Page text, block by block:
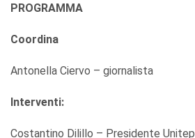
PROGRAMMA
Coordina
Antonella Ciervo – giornalista
Interventi:
Costantino Dilillo – Presidente Unitep